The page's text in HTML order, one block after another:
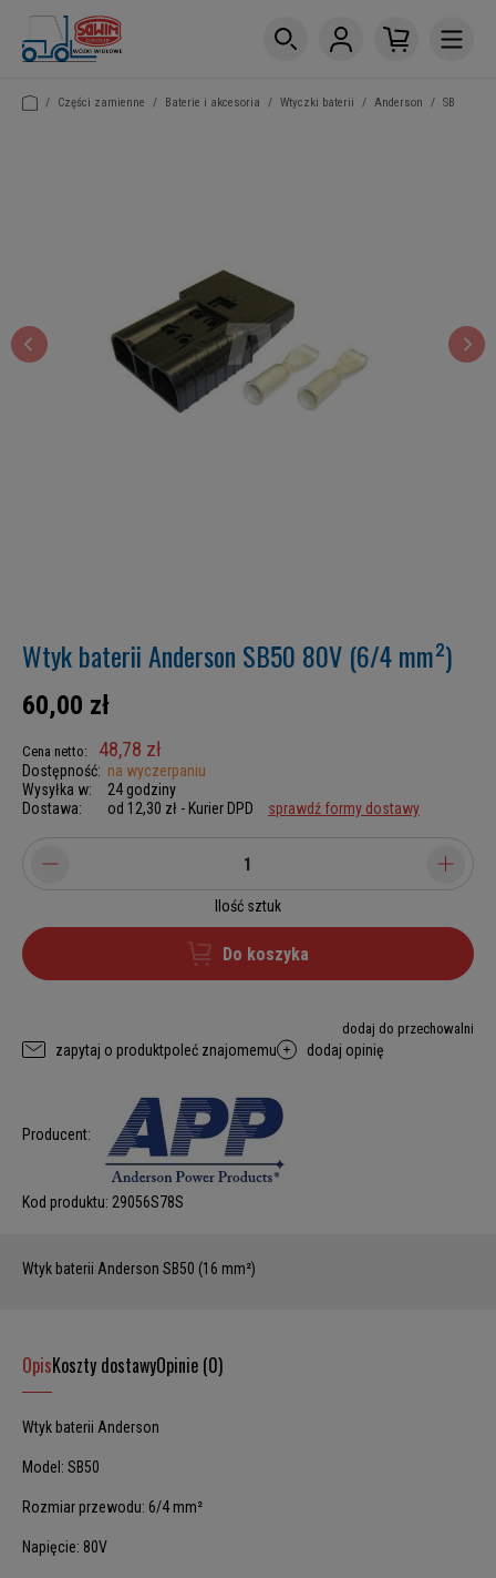
/ Części zamienne / Baterie i akcesoria / Wtyczki baterii / Anderson / SB
Wtyk baterii Anderson SB50 80V (6/4 mm²)
60,00 zł
Cena netto: 48,78 zł
Dostępność: na wyczerpaniu
Wysyłka w:
24 godziny
Dostawa:
od 12,30 zł - Kurier DPD sprawdź formy dostawy
Ilość sztuk
Do koszyka
dodaj do przechowalni
zapytaj o produktpoleć znajomemu dodaj opinię
Producent:
Kod produktu: 29056S78S
Wtyk baterii Anderson SB50 (16 mm²)
OpisKoszty dostawyOpinie (0)
Wtyk baterii Anderson
Model: SB50
Rozmiar przewodu: 6/4 mm²
Napięcie: 80V